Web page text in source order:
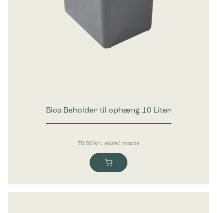
Bica Beholder til ophæng 10 Liter
70,00 kr. ekskl. moms